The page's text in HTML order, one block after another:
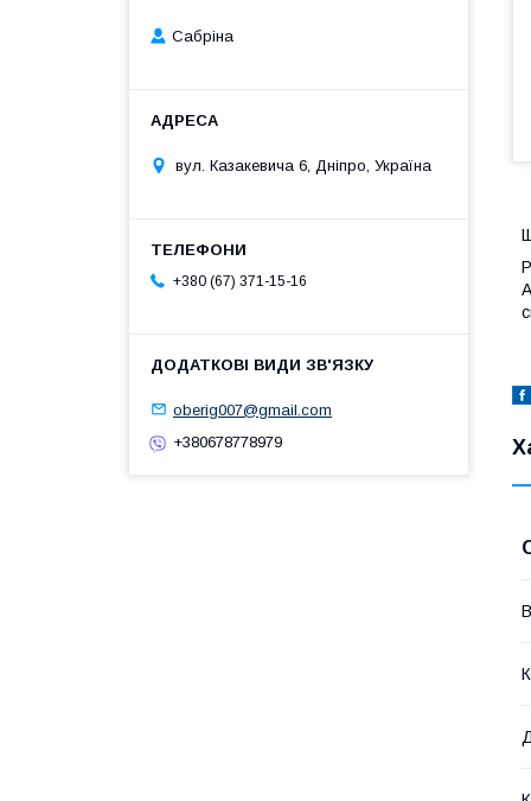
Сабріна
вул. Казакевича 6, Дніпро, Україна
+380 (67) 371-15-16
oberig007@gmail.com
+380678778979